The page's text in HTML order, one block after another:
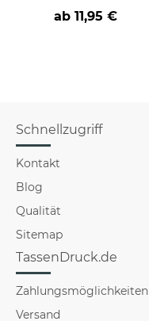
nicht verstehst -
verschiedene Berufe
ab 11,95 €
Schnellzugriff
Kontakt
Blog
Qualität
Sitemap
TassenDruck.de
Zahlungsmöglichkeiten
Versand